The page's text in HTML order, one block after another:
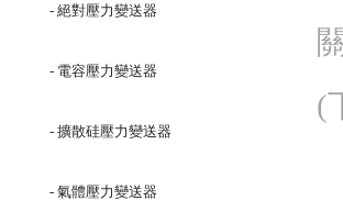
- 絕對壓力變送器
- 電容壓力變送器
- 擴散硅壓力變送器
- 氣體壓力變送器
(